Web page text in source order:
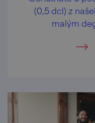
(0,5 dcl) z
malým